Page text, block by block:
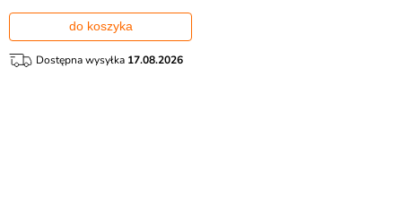
do koszyka
Dostępna wysyłka 17.08.2026